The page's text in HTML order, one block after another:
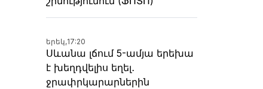
երեկ,17:20
Սևանա լճում 5-ամյա երեխա
է խեղդվելիս եղել․
ջրափրկարարներին